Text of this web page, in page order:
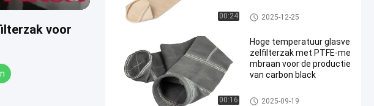
voor
00:24
oge temperatuurbestend
igheid
Stofopvangfilterzakken
2025-12-25
00:16
Hoge temperatuur glasve
zelfilterzak met PTFE-me
mbraan voor de productie
van carbon black
filterzak van glasvezel
2025-09-19